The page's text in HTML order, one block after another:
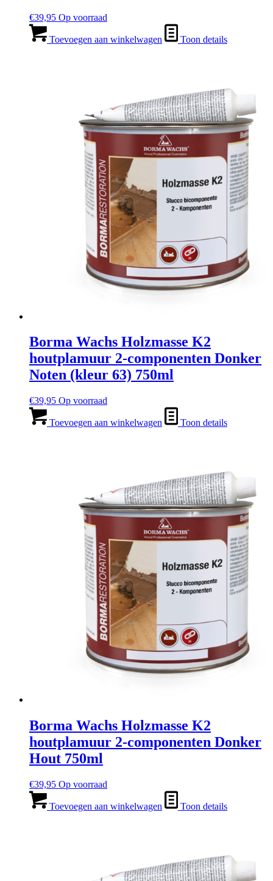
€39,95 Op voorraad
Toevoegen aan winkelwagen Toon details
Borma Wachs Holzmasse K2
houtplamuur 2-componenten Donker
Noten (kleur 63) 750ml
€39,95 Op voorraad
Toevoegen aan winkelwagen Toon details
Borma Wachs Holzmasse K2
houtplamuur 2-componenten Donker
Hout 750ml
€39,95 Op voorraad
Toevoegen aan winkelwagen Toon details